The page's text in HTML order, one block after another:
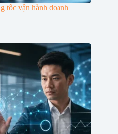
tốc vận hành doanh